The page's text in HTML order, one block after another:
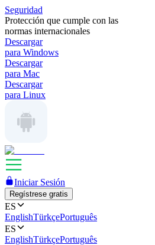
Seguridad
Protección que cumple con las
normas internacionales
Descargar
para Windows
Descargar
para Mac
Descargar
para Linux
Iniciar Sesión
Regístrese gratis
ES
EnglishTürkçePortuguês
ES
EnglishTürkçePortuguês